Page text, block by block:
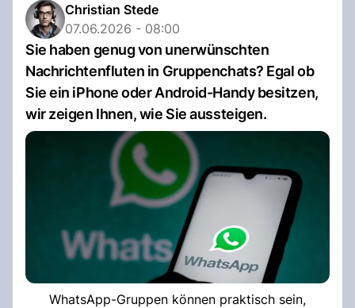
Christian Stede
07.06.2026 - 08:00
Sie haben genug von unerwünschten
Nachrichtenfluten in Gruppenchats? Egal ob
Sie ein iPhone oder Android-Handy besitzen,
wir zeigen Ihnen, wie Sie aussteigen.
WhatsApp-Gruppen können praktisch sein,